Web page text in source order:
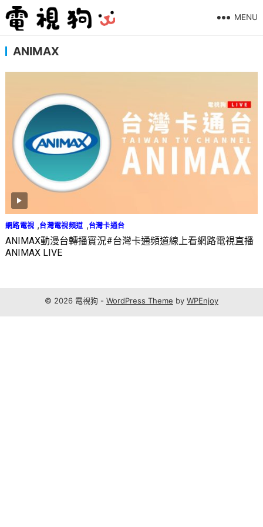
MENU
ANIMAX
網路電視 ,台灣電視頻道 ,台灣卡通台
ANIMAX動漫台轉播實況#台灣卡通頻道線上看網路電視直播
ANIMAX LIVE
© 2026 電視狗 - WordPress Theme by WPEnjoy